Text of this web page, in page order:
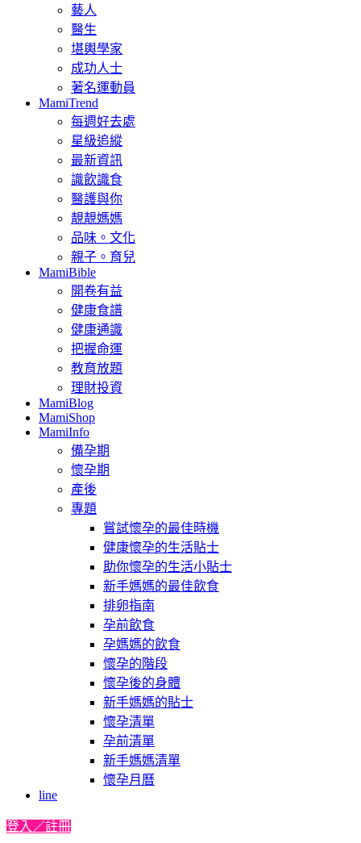
藝人
醫生
堪輿學家
成功人士
著名運動員
MamiTrend
每週好去處
星級追縱
最新資訊
識飲識食
醫護與你
靚靚媽媽
品味。文化
親子。育兒
MamiBible
開卷有益
健康食譜
健康通識
把握命運
教育放題
理財投資
MamiBlog
MamiShop
MamiInfo
備孕期
懷孕期
產後
專題
嘗試懷孕的最佳時機
健康懷孕的生活貼士
助你懷孕的生活小貼士
新手媽媽的最佳飲食
排卵指南
孕前飲食
孕媽媽的飲食
懷孕的階段
懷孕後的身體
新手媽媽的貼士
懷孕清單
孕前清單
新手媽媽清單
懷孕月曆
line
登入／註冊